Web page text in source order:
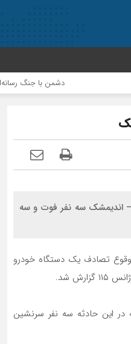
دشمن با جنگ رسانه‌ای به
خودرو در محور پلدختر – اندیمشک سه نفر فوت و سه
روز اظهار کرد: ساعت ۲۱:۱۰دقیقه جمعه شب وقوع تصادف یک دستگاه خودرو
در این حادثه سه نفر سرنشین